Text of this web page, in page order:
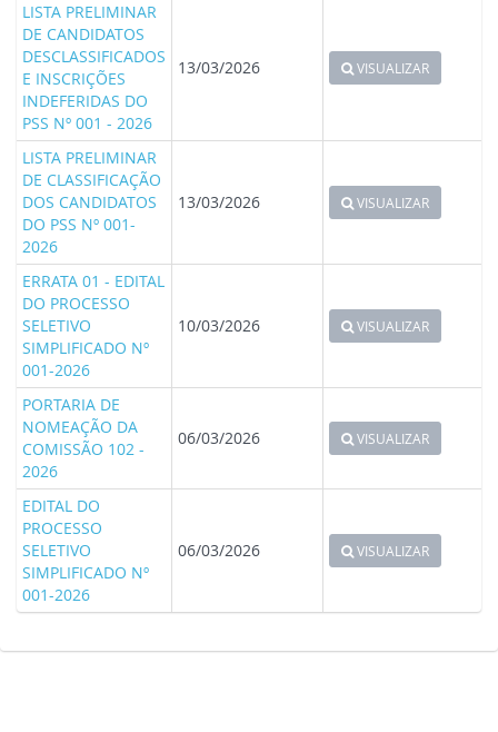
LISTA PRELIMINAR
DE CANDIDATOS
DESCLASSIFICADOS
E INSCRIÇÕES
INDEFERIDAS DO
PSS Nº 001 - 2026
13/03/2026 VISUALIZAR
LISTA PRELIMINAR
DE CLASSIFICAÇÃO
DOS CANDIDATOS
DO PSS Nº 001-
2026
13/03/2026 VISUALIZAR
ERRATA 01 - EDITAL
DO PROCESSO
SELETIVO
SIMPLIFICADO Nº
001-2026
10/03/2026 VISUALIZAR
PORTARIA DE
NOMEAÇÃO DA
COMISSÃO 102 -
2026
06/03/2026 VISUALIZAR
EDITAL DO
PROCESSO
SELETIVO
SIMPLIFICADO Nº
001-2026
06/03/2026 VISUALIZAR